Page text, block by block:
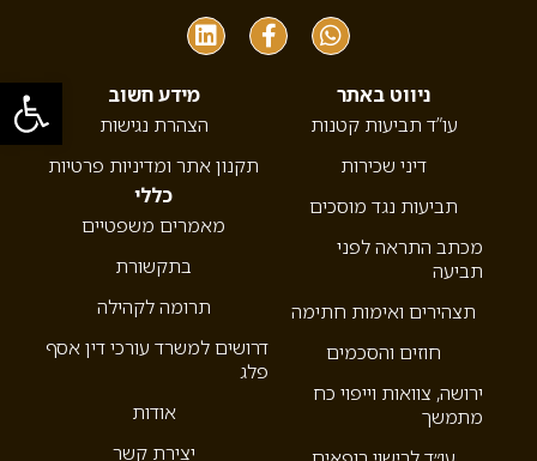
פתח
ניווט באתר
עו”ד תביעות קטנות
דיני שכירות
תביעות נגד מוסכים
מכתב התראה לפני
תביעה
תצהירים ואימות חתימה
חוזים והסכמים
ירושה, צוואות וייפוי כח
מתמשך
מידע חשוב
הצהרת נגישות
תקנון אתר ומדיניות פרטיות
כללי
מאמרים משפטיים
בתקשורת
תרומה לקהילה
דרושים למשרד עורכי דין אסף
פלג
אודות
יצירת קשר